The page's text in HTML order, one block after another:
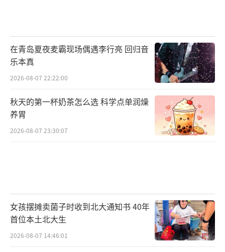
在青岛夏夜麦霸现场偶遇李行亮 回归音
乐本真
2026-08-07 22:22:00
秋天的第一杯奶茶怎么选 科学点单润燥
养胃
2026-08-07 23:30:07
女孩摆摊卖菌子时收到北大通知书 40年
首位本土北大生
2026-08-07 14:46:01